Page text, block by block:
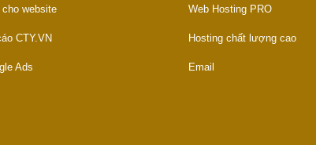
website
CTY.VN
Ads
Web Hosting PRO
Hosting chất lượng cao
Email